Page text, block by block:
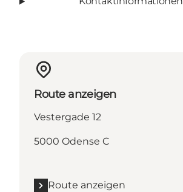
Route anzeigen
Vestergade 12
5000 Odense C
Route anzeigen